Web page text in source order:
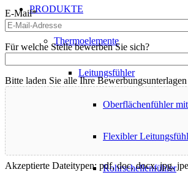
PRODUKTE
Thermoelemente
Leitungsfühler
Oberflächenfühler
Flexibler
Rohrschellenfühler
E-Mail*
Für welche Stelle bewerben Sie sich?
Bitte laden Sie alle Ihre
Akzeptierte Dateitypen: pdf, doc, docx, jpg,